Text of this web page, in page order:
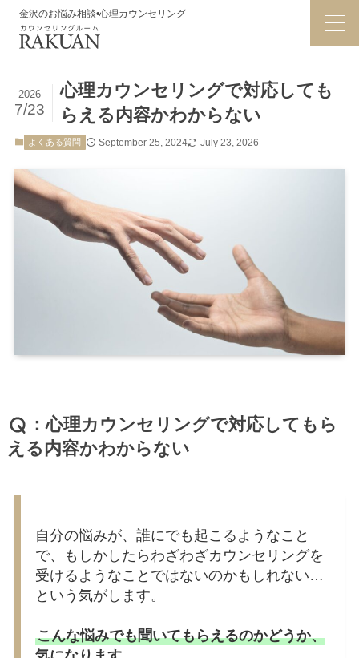
金沢のお悩み相談•心理カウンセリング
心理カウンセリングで対応しても
らえる内容かわからない
2026
7/23
よくある質問 September 25, 2024 July 23, 2026
：心理カウンセリングで対応してもら
える内容かわからない
自分の悩みが、誰にでも起こるようなこと
で、もしかしたらわざわざカウンセリングを
受けるようなことではないのかもしれない…
という気がします。
こんな悩みでも聞いてもらえるのかどうか、